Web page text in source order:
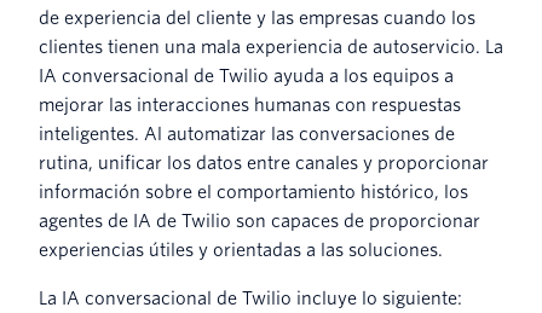
de experiencia del cliente y las empresas cuando los
clientes tienen una mala experiencia de autoservicio. La
IA conversacional de Twilio ayuda a los equipos a
mejorar las interacciones humanas con respuestas
inteligentes. Al automatizar las conversaciones de
rutina, unificar los datos entre canales y proporcionar
información sobre el comportamiento histórico, los
agentes de IA de Twilio son capaces de proporcionar
experiencias útiles y orientadas a las soluciones.
La IA conversacional de Twilio incluye lo siguiente: